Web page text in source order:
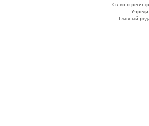
Св-во о
Главный